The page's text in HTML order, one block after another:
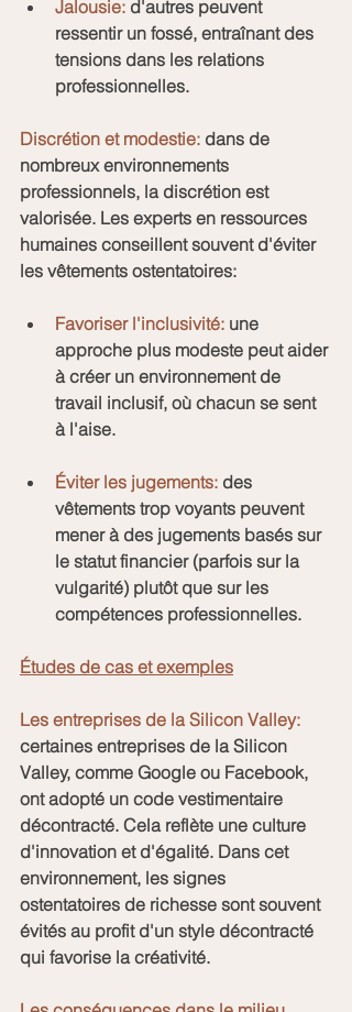
Jalousie: d'autres peuvent
ressentir un fossé, entraînant des
tensions dans les relations
professionnelles.
Discrétion et modestie: dans de
nombreux environnements
professionnels, la discrétion est
valorisée. Les experts en ressources
humaines conseillent souvent d'éviter
les vêtements ostentatoires:
Favoriser l'inclusivité: une
approche plus modeste peut aider
à créer un environnement de
travail inclusif, où chacun se sent
à l'aise.
Éviter les jugements: des
vêtements trop voyants peuvent
mener à des jugements basés sur
le statut financier (parfois sur la
vulgarité) plutôt que sur les
compétences professionnelles.
Études de cas et exemples
Les entreprises de la Silicon Valley:
certaines entreprises de la Silicon
Valley, comme Google ou Facebook,
ont adopté un code vestimentaire
décontracté. Cela reflète une culture
d'innovation et d'égalité. Dans cet
environnement, les signes
ostentatoires de richesse sont souvent
évités au profit d'un style décontracté
qui favorise la créativité.